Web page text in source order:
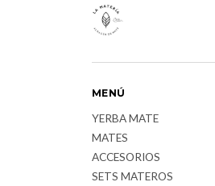
MENÚ
YERBA MATE
MATES
ACCESORIOS
SETS MATEROS